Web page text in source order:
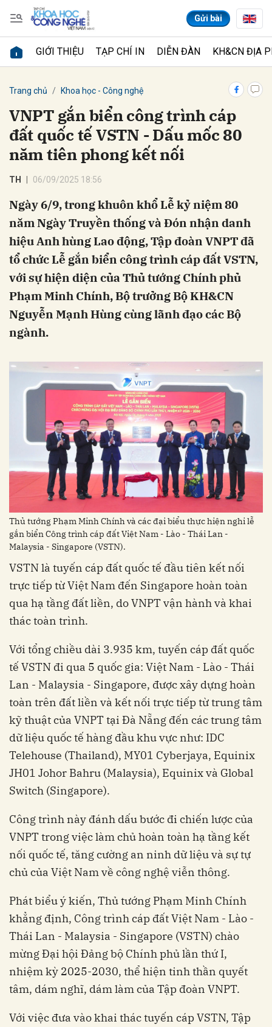
Gửi bài
GIỚI THIỆU TẠP CHÍ IN DIỄN ĐÀN KH&CN ĐỊA
Trang chủ Khoa học - Công nghệ
VNPT gắn biển công trình cáp
đất quốc tế VSTN - Dấu mốc 80
năm tiên phong kết nối
TH 06/09/2025 18:56
Ngày 6/9, trong khuôn khổ Lễ kỷ niệm 80
năm Ngày Truyền thống và Đón nhận danh
hiệu Anh hùng Lao động, Tập đoàn VNPT đã
tổ chức Lễ gắn biển công trình cáp đất VSTN,
với sự hiện diện của Thủ tướng Chính phủ
Phạm Minh Chính, Bộ trưởng Bộ KH&CN
Nguyễn Mạnh Hùng cùng lãnh đạo các Bộ
ngành.
Thủ tướng Phạm Minh Chính và các đại biểu thực hiện nghi lễ
gắn biển Công trình cáp đất Việt Nam - Lào - Thái Lan -
Malaysia - Singapore (VSTN).
VSTN là tuyến cáp đất quốc tế đầu tiên kết nối
trực tiếp từ Việt Nam đến Singapore hoàn toàn
qua hạ tầng đất liền, do VNPT vận hành và khai
thác toàn trình.
Với tổng chiều dài 3.935 km, tuyến cáp đất quốc
tế VSTN đi qua 5 quốc gia: Việt Nam - Lào - Thái
Lan - Malaysia - Singapore, được xây dựng hoàn
toàn trên đất liền và kết nối trực tiếp từ trung tâm
kỹ thuật của VNPT tại Đà Nẵng đến các trung tâm
dữ liệu quốc tế hàng đầu khu vực như: IDC
Telehouse (Thailand), MY01 Cyberjaya, Equinix
JH01 Johor Bahru (Malaysia), Equinix và Global
Switch (Singapore).
Công trình này đánh dấu bước đi chiến lược của
VNPT trong việc làm chủ hoàn toàn hạ tầng kết
nối quốc tế, tăng cường an ninh dữ liệu và sự tự
chủ của Việt Nam về công nghệ viễn thông.
Phát biểu ý kiến, Thủ tướng Phạm Minh Chính
khẳng định, Công trình cáp đất Việt Nam - Lào -
Thái Lan - Malaysia - Singapore (VSTN) chào
mừng Đại hội Đảng bộ Chính phủ lần thứ I,
nhiệm kỳ 2025-2030, thể hiện tinh thần quyết
tâm, dám nghĩ, dám làm của Tập đoàn VNPT.
Với việc đưa vào khai thác tuyến cáp VSTN, Tập
Gửi bình luận
Hủy Gửi